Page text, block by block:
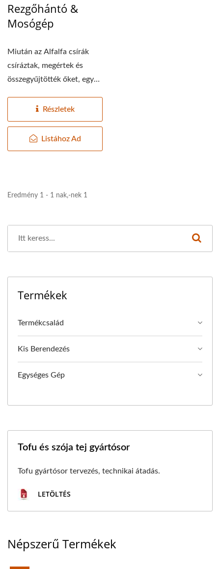
Rezgőhántó &
Mosógép
Miután az Alfalfa csírák
csíráztak, megértek és
összegyűjtötték őket, egy
Részletek
Listához Ad
Eredmény 1 - 1 nak,-nek 1
Termékek
Termékcsalád
Kis Berendezés
Egységes Gép
Tofu és szója tej gyártósor
Tofu gyártósor tervezés, technikai átadás.
LETÖLTÉS
Népszerű Termékek